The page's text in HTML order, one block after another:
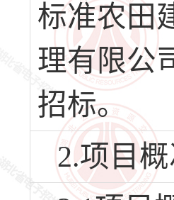
标准农田
理有限公
招标。
2.项目